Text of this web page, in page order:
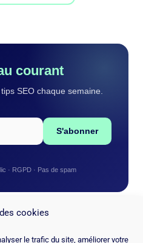
cookies
le trafic du site, améliorer votre
courant
SEO chaque semaine.
S'abonner
· RGPD · Pas de spam